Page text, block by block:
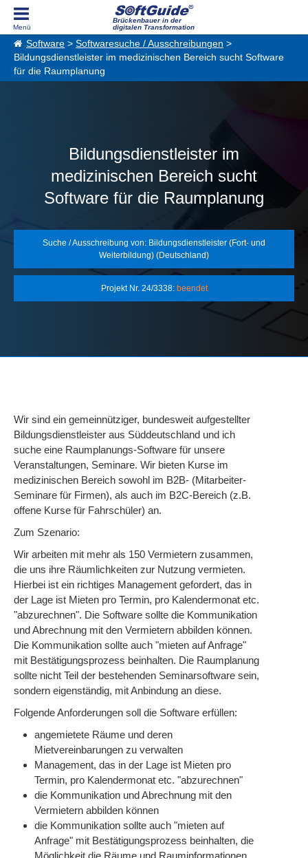
Brückenbauer in der
digitalen Transformation
Software > Softwaresuche / Ausschreibungen >
Bildungsdienstleister im medizinischen Bereich sucht Software
für die Raumplanung
Bildungsdienstleister im
medizinischen Bereich sucht
Software für die Raumplanung
Suche / Ausschreibung von: Bildungsdienstleister (Fort- und
Weiterbildung) (Deutschland)
Projekt Nr. 24/3338: beendet
Wir sind ein gemeinnütziger, bundesweit aufgestellter
Bildungsdienstleister aus Süddeutschland und ich
suche eine Raumplanungs-Software für unsere
Veranstaltungen, Seminare. Wir bieten Kurse im
medizinischen Bereich sowohl im B2B- (Mitarbeiter-
Seminare für Firmen), als auch im B2C-Bereich (z.B.
offene Kurse für Fahrschüler) an.
Zum Szenario:
Wir arbeiten mit mehr als 150 Vermietern zusammen,
die uns ihre Räumlichkeiten zur Nutzung vermieten.
Hierbei ist ein richtiges Management gefordert, das in
der Lage ist Mieten pro Termin, pro Kalendermonat etc.
"abzurechnen". Die Software sollte die Kommunikation
und Abrechnung mit den Vermietern abbilden können.
Die Kommunikation sollte auch "mieten auf Anfrage"
mit Bestätigungsprozess beinhalten. Die Raumplanung
sollte nicht Teil der bestehenden Seminarsoftware sein,
sondern eigenständig, mit Anbindung an diese.
Folgende Anforderungen soll die Software erfüllen:
angemietete Räume und deren
Mietvereinbarungen zu verwalten
Management, das in der Lage ist Mieten pro
Termin, pro Kalendermonat etc. "abzurechnen"
die Kommunikation und Abrechnung mit den
Vermietern abbilden können
die Kommunikation sollte auch "mieten auf
Anfrage" mit Bestätigungsprozess beinhalten, die
Möglichkeit die Räume und Rauminformationen